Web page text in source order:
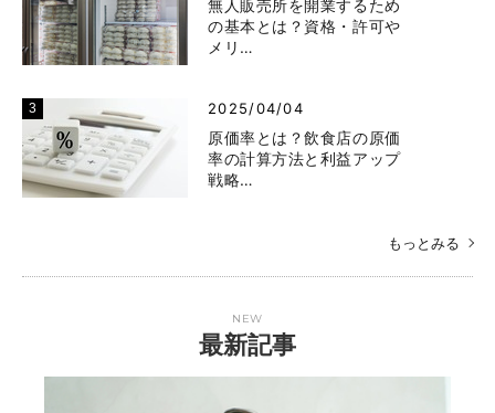
無人販売所を開業するため
の基本とは？資格・許可や
メリ…
2025/04/04
原価率とは？飲食店の原価
率の計算方法と利益アップ
戦略…
もっとみる
NEW
最新記事